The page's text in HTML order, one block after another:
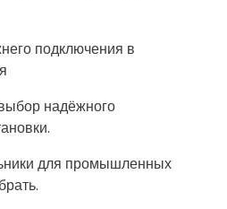
подключения в
надёжного
для промышленных